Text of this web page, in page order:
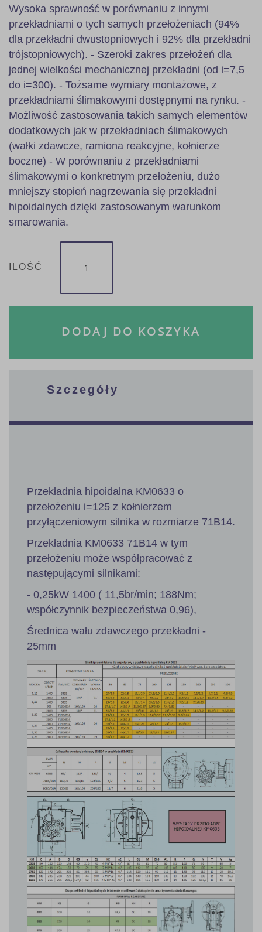
Wysoka sprawność w porównaniu z innymi
przekładniami o tych samych przełożeniach (94%
dla przekładni dwustopniowych i 92% dla przekładni
trójstopniowych). - Szeroki zakres przełożeń dla
jednej wielkości mechanicznej przekładni (od i=7,5
do i=300). - Tożsame wymiary montażowe, z
przekładniami ślimakowymi dostępnymi na rynku. -
Możliwość zastosowania takich samych elementów
dodatkowych jak w przekładniach ślimakowych
(wałki zdawcze, ramiona reakcyjne, kołnierze
boczne) - W porównaniu z przekładniami
ślimakowymi o konkretnym przełożeniu, dużo
mniejszy stopień nagrzewania się przekładni
hipoidalnych dzięki zastosowanym warunkom
smarowania.
ILOŚĆ
DODAJ DO KOSZYKA
Szczegóły
Przekładnia hipoidalna KM0633 o
przełożeniu i=125 z kołnierzem
przyłączeniowym silnika w rozmiarze 71B14.
Przekładnia KM0633 71B14 w tym
przełożeniu może współpracować z
następującymi silnikami:
- 0,25kW 1400 ( 11,5br/min; 188Nm;
współczynnik bezpieczeństwa 0,96),
Średnica wału zdawczego przekładni -
25mm